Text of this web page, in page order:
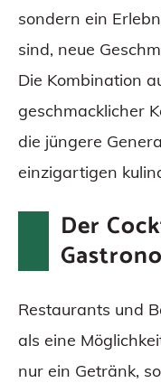
sondern ein
sind, neue
Die Kombination
geschmacklicher
die jüngere
einzigartigen
Der
Restaurants und
als eine
nur ein Getränk,